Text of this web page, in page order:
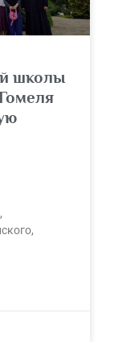
школы